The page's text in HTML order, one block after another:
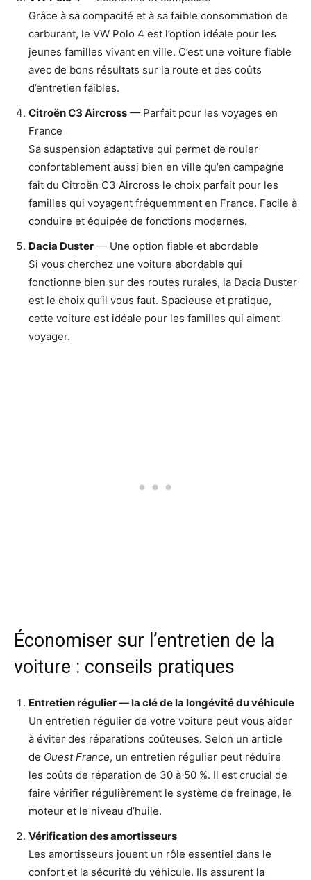
Grâce à sa compacité et à sa faible consommation de
carburant, le VW Polo 4 est l’option idéale pour les
jeunes familles vivant en ville. C’est une voiture fiable
avec de bons résultats sur la route et des coûts
d’entretien faibles.
Citroën C3 Aircross — Parfait pour les voyages en
France
Sa suspension adaptative qui permet de rouler
confortablement aussi bien en ville qu’en campagne
fait du Citroën C3 Aircross le choix parfait pour les
familles qui voyagent fréquemment en France. Facile à
conduire et équipée de fonctions modernes.
Dacia Duster — Une option fiable et abordable
Si vous cherchez une voiture abordable qui
fonctionne bien sur des routes rurales, la Dacia Duster
est le choix qu’il vous faut. Spacieuse et pratique,
cette voiture est idéale pour les familles qui aiment
voyager.
Économiser sur l’entretien de la
voiture : conseils pratiques
Entretien régulier — la clé de la longévité du véhicule
Un entretien régulier de votre voiture peut vous aider
à éviter des réparations coûteuses. Selon un article
de Ouest France, un entretien régulier peut réduire
les coûts de réparation de 30 à 50 %. Il est crucial de
faire vérifier régulièrement le système de freinage, le
moteur et le niveau d’huile.
Vérification des amortisseurs
Les amortisseurs jouent un rôle essentiel dans le
confort et la sécurité du véhicule. Ils assurent la